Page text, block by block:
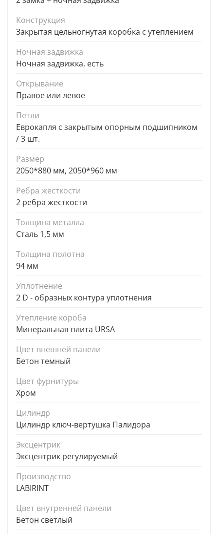
Конструкция
Закрытая цельногнутая коробка с утеплением
Ночная задвижка
Ночная задвижка, есть
Открывание
Правое или левое
Петли
Еврокапля с закрытым опорным подшипником
/ 3 шт.
Размер
2050*880 мм, 2050*960 мм
Ребра жесткости
2 ребра жесткости
Толщина металла
Сталь 1,5 мм
Толщина полотна
94 мм
Уплотнение
2 D - образных контура уплотнения
Утепление короба
Минеральная плита URSA
Цвет внешней панели
Бетон темный
Цвет фурнитуры
Хром
Цилиндр
Цилиндр ключ-вертушка Палидора
Эксцентрик
Эксцентрик регулируемый
Производство
LABIRINT
Цвет внутренней панели
Бетон светлый